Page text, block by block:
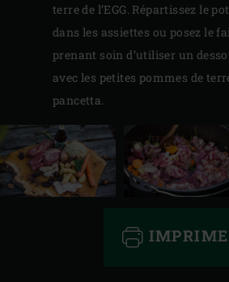
terre de l’EGG. Répartissez le
dans les assiettes ou posez le
prenant soin d’utiliser un
avec les petites pommes de
pancetta.